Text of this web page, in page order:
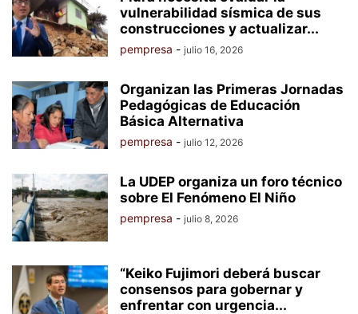
vulnerabilidad sísmica de sus
construcciones y actualizar...
pempresa - julio 16, 2026
Organizan las Primeras Jornadas
Pedagógicas de Educación
Básica Alternativa
pempresa - julio 12, 2026
La UDEP organiza un foro técnico
sobre El Fenómeno El Niño
pempresa - julio 8, 2026
“Keiko Fujimori deberá buscar
consensos para gobernar y
enfrentar con urgencia...